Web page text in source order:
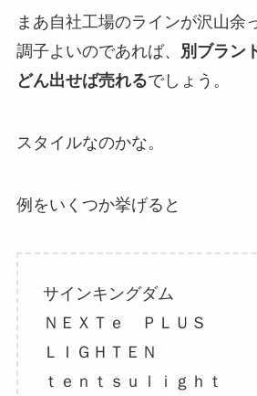
まあ自社工場のラインが沢山余
調子よいのであれば、
別ブラン
どん出せば売れるでしょう。
スタイルなのかな。
例をいくつか挙げると
サインキングダム
ＮＥＸＴｅ ＰＬＵＳ
ＬＩＧＨＴＥＮ
ｔｅｎｔｓｕｌｉｇｈｔ